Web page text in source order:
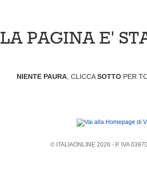
LA PAGINA E'
NIENTE PAURA, CLICCASOTTO PER
© ITALIAONLINE 2026 - P. IVA